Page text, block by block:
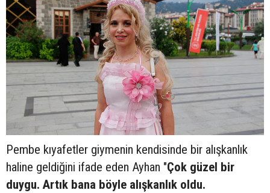
Pembe kıyafetler giymenin kendisinde bir alışkanlık
haline geldiğini ifade eden Ayhan "Çok güzel bir
duygu. Artık bana böyle alışkanlık oldu.